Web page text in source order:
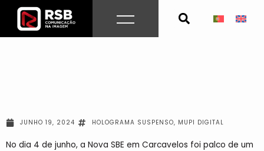
content
JUNHO 19, 2024 HOLOGRAMA SUSPENSO, MUPI DIGITAL
No dia 4 de junho, a Nova SBE em Carcavelos foi palco de um